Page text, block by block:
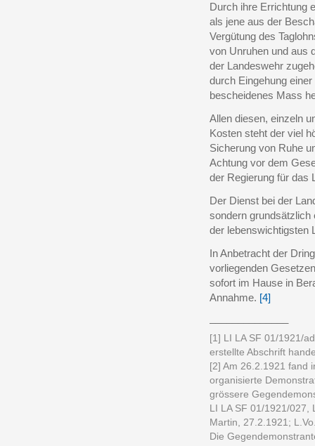
Durch ihre Errichtung
als jene aus der
Vergütung des
von Unruhen und aus
der Landeswehr
durch Eingehung
bescheidenes Mass
Allen diesen, einzeln
Kosten steht der viel
Sicherung von Ruhe
Achtung vor dem
der Regierung für das
Der Dienst bei der
sondern grundsätzlich
der lebenswichtigsten
In Anbetracht der
vorliegenden
sofort im Hause in
Annahme. [4]
[1] LI LA SF 01/1921/
erstellte Abschrift
[2] Am 26.2.1921 fand
organisierte
grössere
LI LA SF 01/1921/027,
Martin, 27.2.1921;
Die